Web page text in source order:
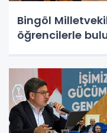
Bingöl
öğrencilerle